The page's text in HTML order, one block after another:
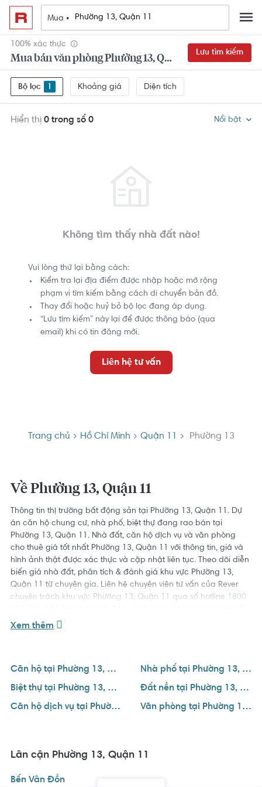
Mua •
100% xác thực
Mua bán văn phòng Phường 13, Quận 11
Lưu tìm kiếm
Bộ lọc 1 Khoảng giá Diện tích
Hiển thị 0 trong số 0 Nổi bật
Không tìm thấy nhà đất nào!
Vui lòng thử lại bằng cách:
Kiểm tra lại địa điểm được nhập hoặc mở rộng
phạm vi tìm kiếm bằng cách di chuyển bản đồ.
Thay đổi hoặc huỷ bỏ bộ lọc đang áp dụng.
“Lưu tìm kiếm” này lại để được thông báo (qua
email) khi có tin đăng mới.
Liên hệ tư vấn
Trang chủ Hồ Chí Minh Quận 11 Phường 13
Về Phường 13, Quận 11
Thông tin thị trường bất động sản tại Phường 13, Quận 11. Dự
án căn hộ chung cư, nhà phố, biệt thự đang rao bán tại
Phường 13, Quận 11. Nhà đất, căn hộ dịch vụ và văn phòng
cho thuê giá tốt nhất Phường 13, Quận 11 với thông tin, giá và
hình ảnh thật được xác thực và cập nhật liên tục. Theo dõi diễn
biến giá nhà đất, phân tích & đánh giá khu vực Phường 13,
Quận 11 từ chuyên gia. Liên hệ chuyên viên tư vấn của Rever
chuyên trách khu vực Phường 13, Quận 11 qua số hotline 1800
Xem thêm
Căn hộ tại Phường 13, Quận 11
Nhà phố tại Phường 13, Quận 11
Biệt thự tại Phường 13, Quận 11
Đất nền tại Phường 13, Quận 11
Căn hộ dịch vụ tại Phường 13, Quận 11
Văn phòng tại Phường 13, Quận 11
Lân cận Phường 13, Quận 11
Bến Vân Đồn